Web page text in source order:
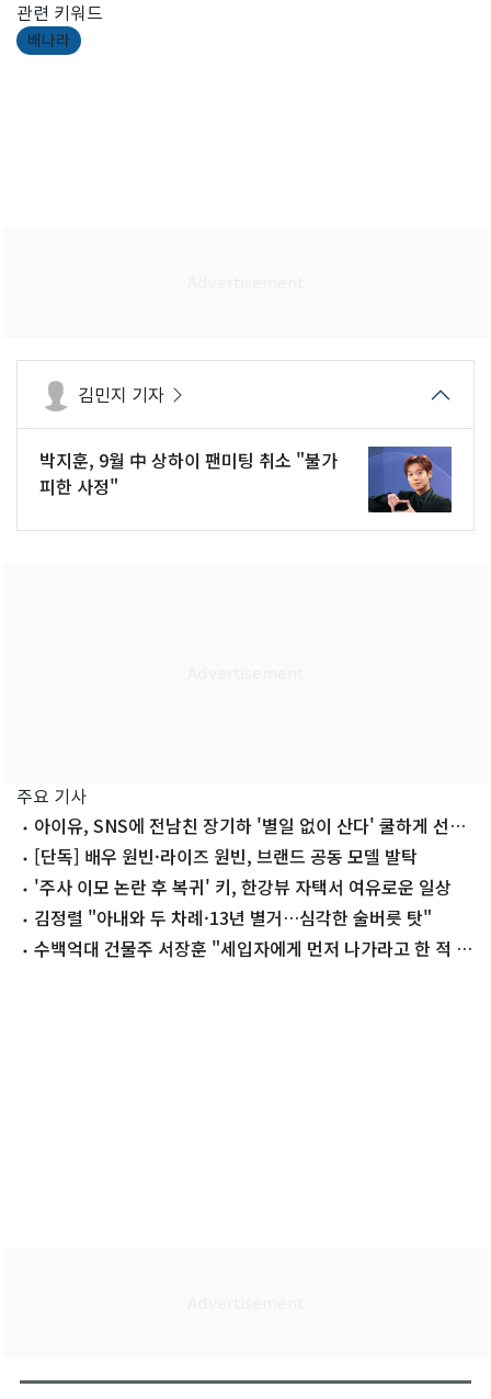
관련 키워드
배나라
김민지 기자
박지훈, 9월 中 상하이 팬미팅 취소 "불가
피한 사정"
주요 기사
아이유, SNS에 전남친 장기하 '별일 없이 산다' 쿨하게 선곡
'깜짝'
[단독] 배우 원빈·라이즈 원빈, 브랜드 공동 모델 발탁
'주사 이모 논란 후 복귀' 키, 한강뷰 자택서 여유로운 일상
김정렬 "아내와 두 차례·13년 별거…심각한 술버릇 탓"
수백억대 건물주 서장훈 "세입자에게 먼저 나가라고 한 적 없